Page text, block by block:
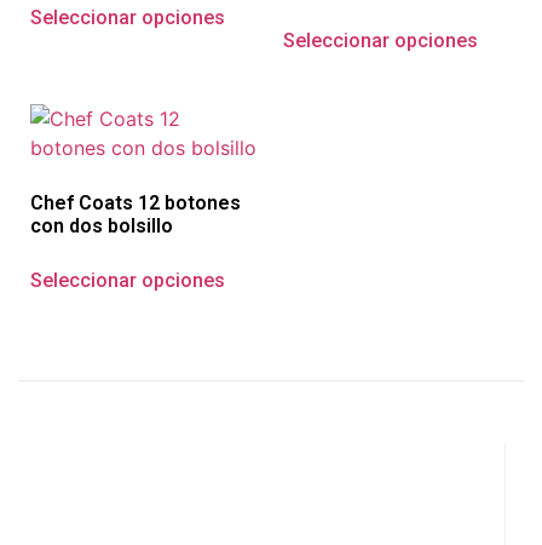
Seleccionar opciones
Seleccionar opciones
Chef Coats 12 botones
con dos bolsillo
Seleccionar opciones